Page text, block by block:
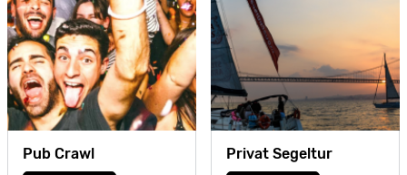
Pub Crawl Privat Segeltur